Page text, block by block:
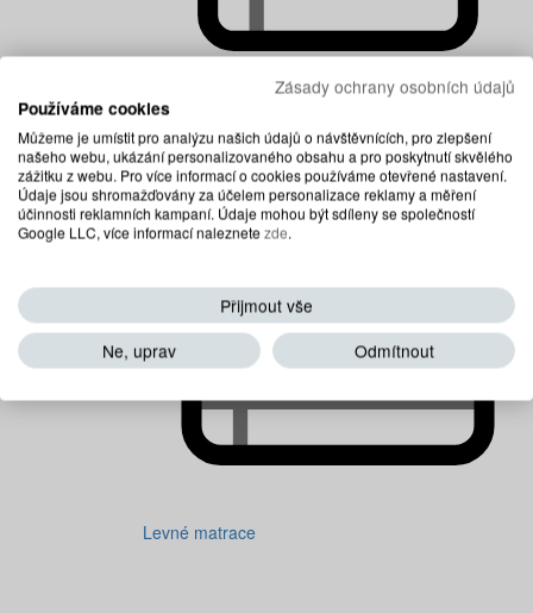
Dětské matrace
Levné matrace
Zásady ochrany osobních údajů
Používáme cookies
Můžeme je umístit pro analýzu našich údajů o návštěvnících, pro zlepšení
našeho webu, ukázání personalizovaného obsahu a pro poskytnutí skvělého
zážitku z webu. Pro více informací o cookies používáme otevřené nastavení.
Údaje jsou shromažďovány za účelem personalizace reklamy a měření
účinnosti reklamních kampaní. Údaje mohou být sdíleny se společností
Google LLC, více informací naleznetezde.
Přijmout vše
Ne, uprav
Odmítnout